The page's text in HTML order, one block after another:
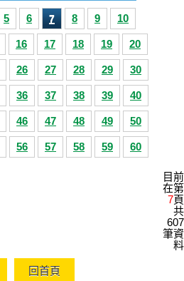
5 6 7 8 9 10
16 17 18 19 20
26 27 28 29 30
36 37 38 39 40
46 47 48 49 50
56 57 58 59 60
目前
在第
7頁
共
607
筆資
料
回首頁